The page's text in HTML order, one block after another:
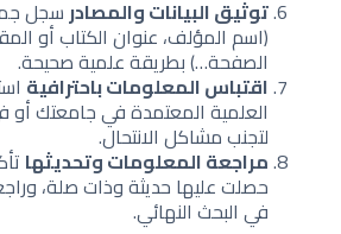
توثيق البيانات والمصادرسجل
(اسم المؤلف، عنوان الكتاب أو
الصفحة…) بطريقة علمية صحيحة.
اقتباس المعلومات باحترافية
العلمية المعتمدة في جامعتك أو
لتجنب مشاكل الانتحال.
مراجعة المعلومات وتحديثها
حصلت عليها حديثة وذات صلة،
في البحث النهائي.